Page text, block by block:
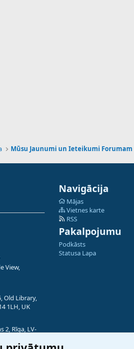
Mūsu Jaunumi un Ieteikumi Forumam
View,
Old Library,
1LH, UK
2, Rīga, LV-
Navigācija
Mājas
Vietnes karte
RSS
Pakalpojumu
Podkāsts
Statusa Lapa